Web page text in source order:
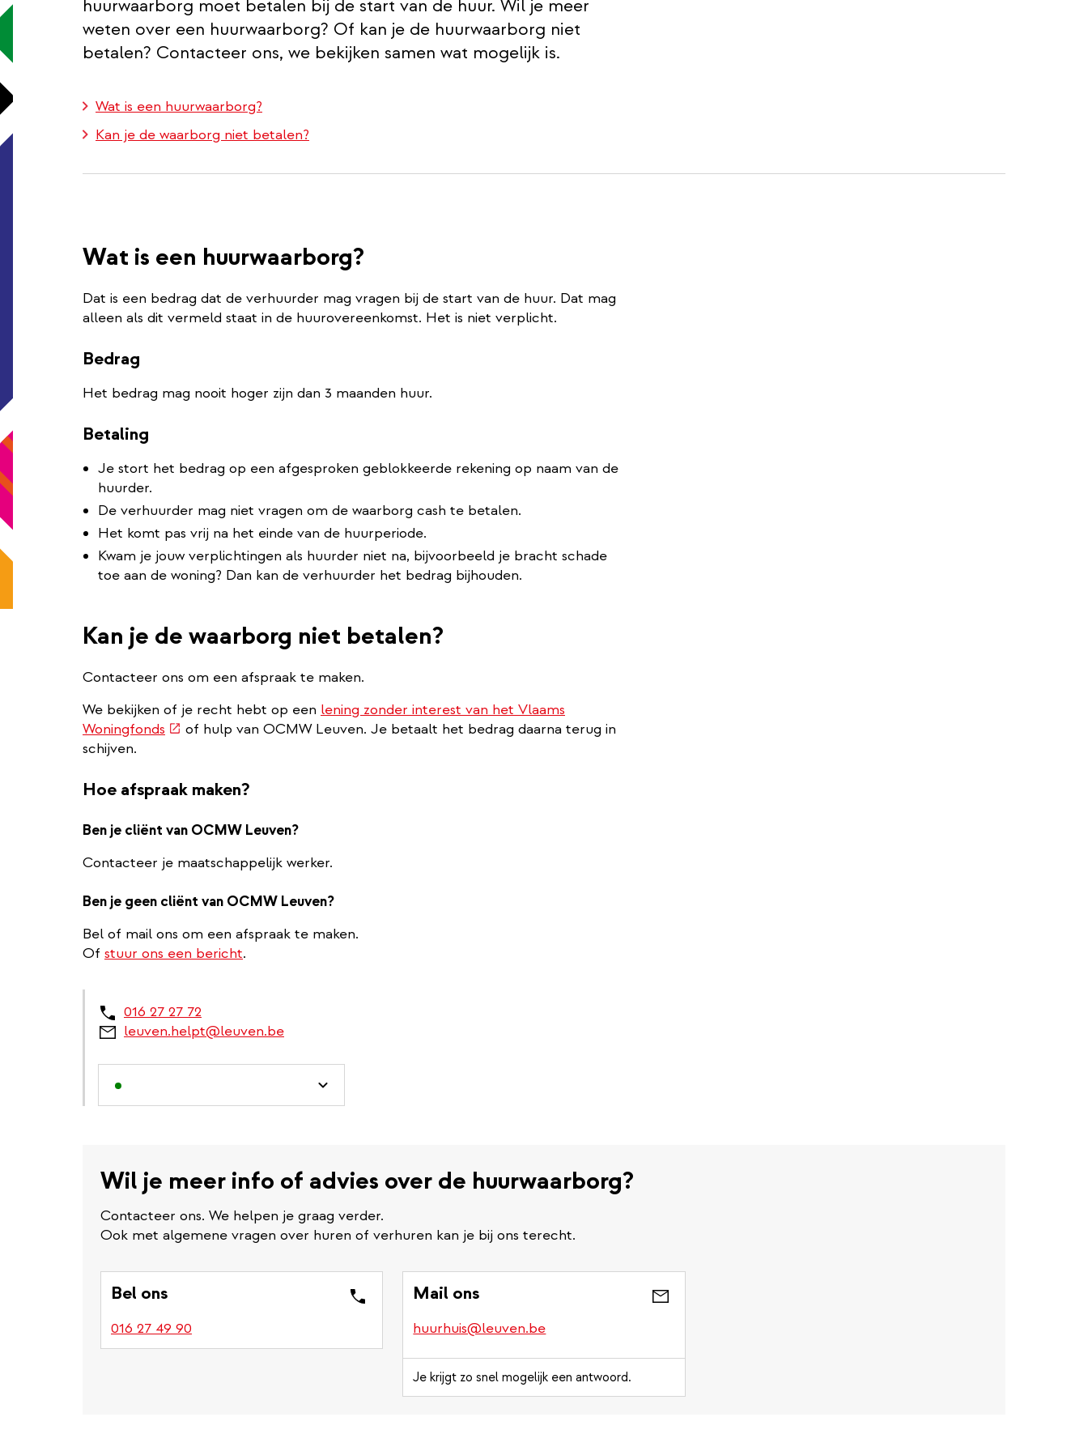
huurwaarborg moet betalen bij de start van de huur. Wil je meer
weten over een huurwaarborg? Of kan je de huurwaarborg niet
betalen? Contacteer ons, we bekijken samen wat mogelijk is.
Wat is een huurwaarborg?
Kan je de waarborg niet betalen?
Wat is een huurwaarborg?
Dat is een bedrag dat de verhuurder mag vragen bij de start van de huur. Dat mag
alleen als dit vermeld staat in de huurovereenkomst. Het is niet verplicht.
Bedrag
Het bedrag mag nooit hoger zijn dan 3 maanden huur.
Betaling
Je stort het bedrag op een afgesproken geblokkeerde rekening op naam van de
huurder.
De verhuurder mag niet vragen om de waarborg cash te betalen.
Het komt pas vrij na het einde van de huurperiode.
Kwam je jouw verplichtingen als huurder niet na, bijvoorbeeld je bracht schade
toe aan de woning? Dan kan de verhuurder het bedrag bijhouden.
Kan je de waarborg niet betalen?
Contacteer ons om een afspraak te maken.
We bekijken of je recht hebt op een lening zonder interest van het Vlaams
Woningfonds (externe
of hulp van OCMW Leuven. Je betaalt het bedrag daarna terug in
schijven.
Hoe afspraak maken?
Ben je cliënt van OCMW Leuven?
Contacteer je maatschappelijk werker.
Ben je geen cliënt van OCMW Leuven?
Bel of mail ons om een afspraak te maken.
Of stuur ons een bericht.
016 27 27 72
leuven.helpt@leuven.be
Wil je meer info of advies over de huurwaarborg?
Contacteer ons. We helpen je graag verder.
Ook met algemene vragen over huren of verhuren kan je bij ons terecht.
Bel ons
016 27 49 90
Mail ons
huurhuis@leuven.be
Je krijgt zo snel mogelijk een antwoord.